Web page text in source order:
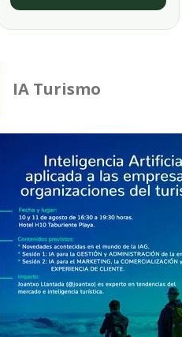
en Las Ledas, Breña Baja
IA Turismo